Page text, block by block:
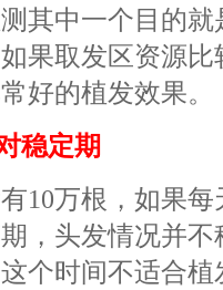
其中一个目的
果取发区资源
好的植发效果。
稳定期
万根，如果每
，头发情况并
个时间不适合